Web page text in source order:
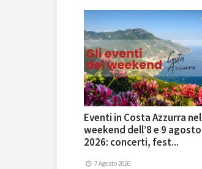
Eventi in Costa Azzurra nel
weekend dell’8 e 9 agosto
2026: concerti, fest...
7 Agosto 2026